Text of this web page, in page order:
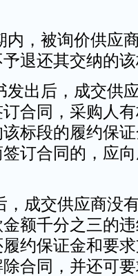
，被询价供应
退还其交纳的
出后，成交供
合同，采购人
标段的履约保
订合同的，应
成交供应商没
额千分之三的
约保证金和要
合同，并还可